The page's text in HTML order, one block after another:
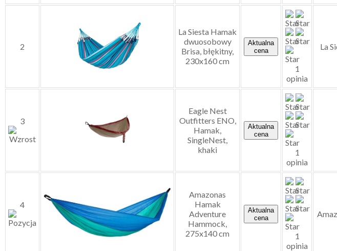
2
La Siesta Hamak
dwuosobowy
Brisa, błękitny,
230x160 cm
Aktualna
cena
1
opinia
La
3
Eagle Nest
Outfitters ENO,
Hamak,
SingleNest,
khaki
Aktualna
cena
1
opinia
4
Amazonas
Hamak
Adventure
Hammock,
275x140 cm
Aktualna
cena
1
opinia